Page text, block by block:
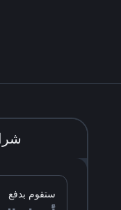
ستقوم بدفع